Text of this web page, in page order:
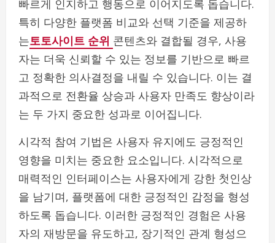
빠르게 인지하고 행동으로 이어지도록 돕습니다.
특히 다양한 플랫폼 비교와 선택 기준을 제공하
는토토사이트 순위 콘텐츠와 결합될 경우, 사용
자는 더욱 신뢰할 수 있는 정보를 기반으로 빠르
고 정확한 의사결정을 내릴 수 있습니다. 이는 결
과적으로 전환율 상승과 사용자 만족도 향상이라
는 두 가지 중요한 성과로 이어집니다.
시각적 참여 기법은 사용자 유지에도 긍정적인
영향을 미치는 중요한 요소입니다. 시각적으로
매력적인 인터페이스는 사용자에게 강한 첫인상
을 남기며, 플랫폼에 대한 긍정적인 감정을 형성
하도록 돕습니다. 이러한 긍정적인 경험은 사용
자의 재방문을 유도하고, 장기적인 관계 형성으